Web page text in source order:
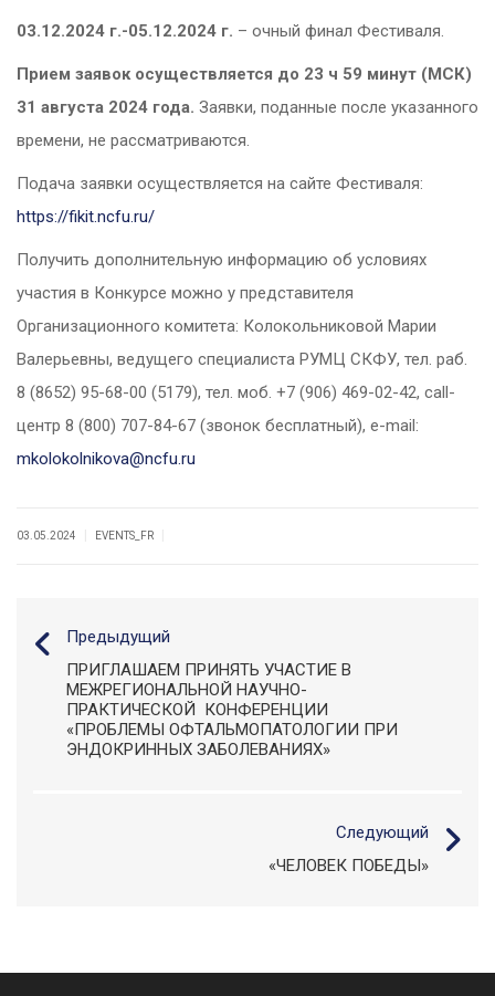
03.12.2024 г.-05.12.2024 г. – очный финал Фестиваля.
Прием заявок осуществляется до 23 ч 59 минут (МСК)
31 августа 2024 года. Заявки, поданные после указанного
времени, не рассматриваются.
Подача заявки осуществляется на сайте Фестиваля:
https://fikit.ncfu.ru/
Получить дополнительную информацию об условиях
участия в Конкурсе можно у представителя
Организационного комитета: Колокольниковой Марии
Валерьевны, ведущего специалиста РУМЦ СКФУ, тел. раб.
8 (8652) 95-68-00 (5179), тел. моб. +7 (906) 469-02-42, call-
центр 8 (800) 707-84-67 (звонок бесплатный), e-mail:
mkolokolnikova@ncfu.ru
03.05.2024 EVENTS_FR
Предыдущий
ПРИГЛАШАЕМ ПРИНЯТЬ УЧАСТИЕ В
МЕЖРЕГИОНАЛЬНОЙ НАУЧНО-
ПРАКТИЧЕСКОЙ КОНФЕРЕНЦИИ
«ПРОБЛЕМЫ ОФТАЛЬМОПАТОЛОГИИ ПРИ
ЭНДОКРИННЫХ ЗАБОЛЕВАНИЯХ»
Следующий
«ЧЕЛОВЕК ПОБЕДЫ»